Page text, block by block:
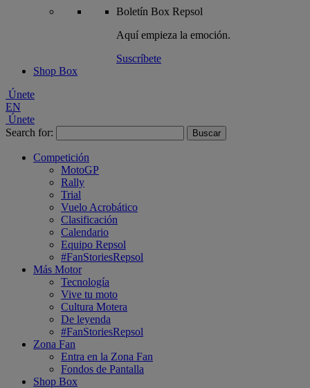
Boletín Box Repsol
Aquí empieza la emoción.
Suscríbete
Shop Box
Únete
EN
Únete
Search for:
Competición
MotoGP
Rally
Trial
Vuelo Acrobático
Clasificación
Calendario
Equipo Repsol
#FanStoriesRepsol
Más Motor
Tecnología
Vive tu moto
Cultura Motera
De leyenda
#FanStoriesRepsol
Zona Fan
Entra en la Zona Fan
Fondos de Pantalla
Shop Box